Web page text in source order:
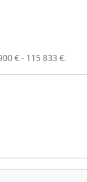
€ - 115 833 €.